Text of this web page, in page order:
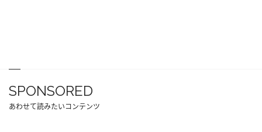
SPONSORED
あわせて読みたいコンテンツ